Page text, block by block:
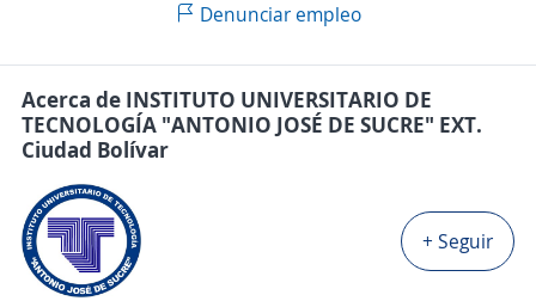
Denunciar empleo
Acerca de INSTITUTO UNIVERSITARIO DE
TECNOLOGÍA "ANTONIO JOSÉ DE SUCRE" EXT.
Ciudad Bolívar
+ Seguir